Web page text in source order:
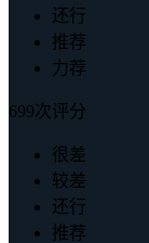
还行
推荐
力荐
699次评分
很差
较差
还行
推荐